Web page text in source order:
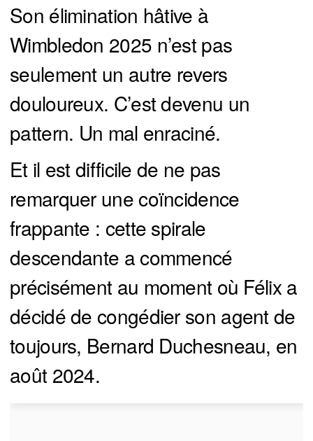
Son élimination hâtive à
Wimbledon 2025 n’est pas
seulement un autre revers
douloureux. C’est devenu un
pattern. Un mal enraciné.
Et il est difficile de ne pas
remarquer une coïncidence
frappante : cette spirale
descendante a commencé
précisément au moment où Félix a
décidé de congédier son agent de
toujours, Bernard Duchesneau, en
août 2024.